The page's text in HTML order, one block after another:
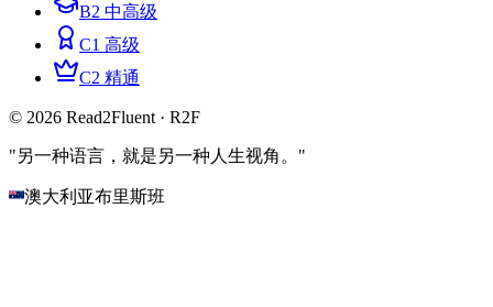
B2 中高级
C1 高级
C2 精通
© 2026 Read2Fluent · R2F
"另一种语言，就是另一种人生视角。"
澳大利亚布里斯班